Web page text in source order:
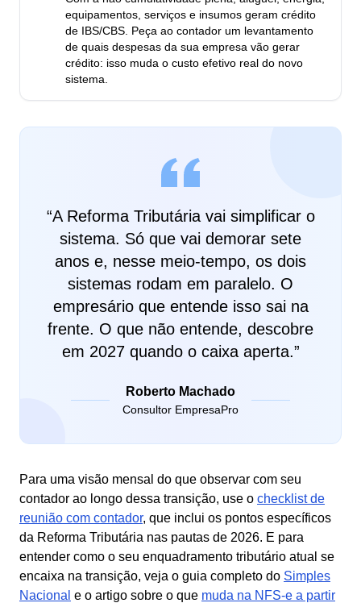
equipamentos, serviços e insumos geram crédito
de IBS/CBS. Peça ao contador um levantamento
de quais despesas da sua empresa vão gerar
crédito: isso muda o custo efetivo real do novo
sistema.
“A Reforma Tributária vai simplificar o
sistema. Só que vai demorar sete
anos e, nesse meio-tempo, os dois
sistemas rodam em paralelo. O
empresário que entende isso sai na
frente. O que não entende, descobre
em 2027 quando o caixa aperta.”
Roberto Machado
Consultor EmpresaPro
Para uma visão mensal do que observar com seu
contador ao longo dessa transição, use o checklist de
reunião com contador, que inclui os pontos específicos
da Reforma Tributária nas pautas de 2026. E para
entender como o seu enquadramento tributário atual se
encaixa na transição, veja o guia completo do Simples
Nacional e o artigo sobre o que muda na NFS-e a partir